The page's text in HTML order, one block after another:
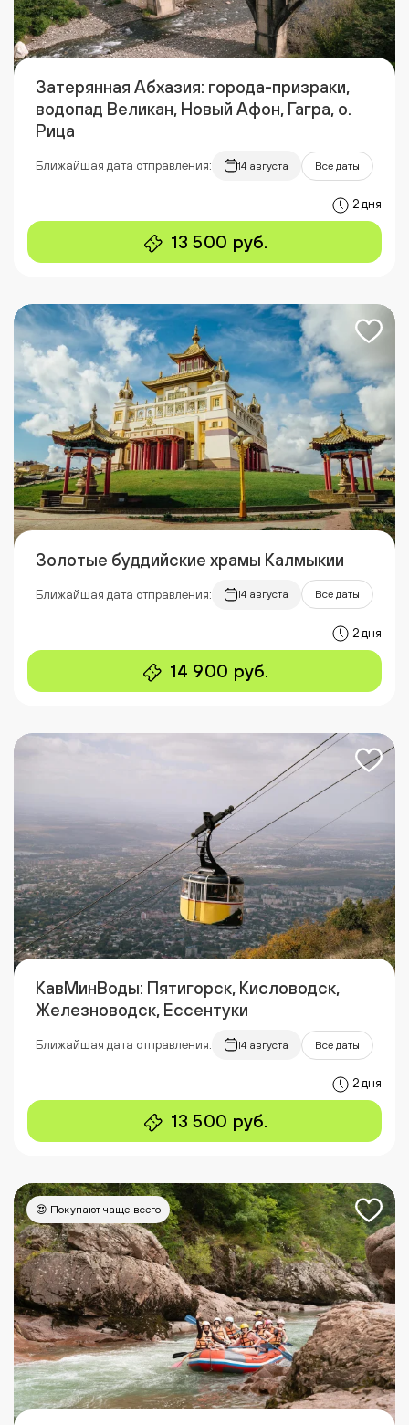
Затерянная Абхазия: города-призраки,
водопад Великан, Новый Афон, Гагра, о.
Рица
Ближайшая дата отправления: 14 августа Все даты
2 дня
13 500 руб.
Золотые буддийские храмы Калмыкии
Ближайшая дата отправления: 14 августа Все даты
2 дня
14 900 руб.
КавМинВоды: Пятигорск, Кисловодск,
Железноводск, Ессентуки
Ближайшая дата отправления: 14 августа Все даты
2 дня
13 500 руб.
😍 Покупают чаще всего